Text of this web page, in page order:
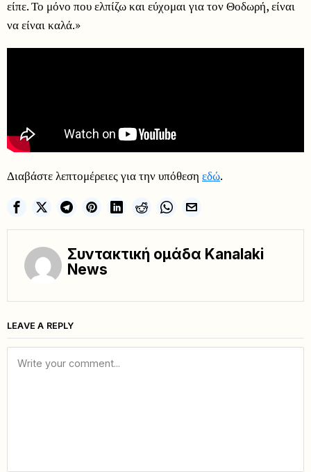
είπε. Το μόνο που ελπίζω και εύχομαι για τον Θοδωρή, είναι
να είναι καλά.»
Διαβάστε λεπτομέρειες για την υπόθεση εδώ.
Συντακτική ομάδα Kanalaki
News
LEAVE A REPLY